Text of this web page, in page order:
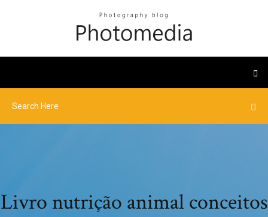
Livro nutrição animal conceitos